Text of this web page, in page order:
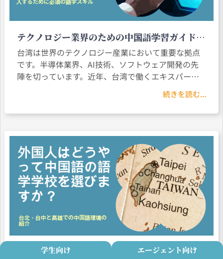
テクノロジー業界のための中国語学習ガイドラ
イン｜外国人が台湾のテクノロジー業界に参入
するために必須の語学スキル
台湾は世界のテクノロジー産業において重要な拠点
です。半導体業界、AI技術、ソフトウェア開発の先
陣を切っています。近年、台湾で働くエキスパート
がますます増えてきています。しかしながら、言語
の壁は依然として職場における大きな課題です。
続きを読む...
外国人はどうやって中国語の語学学校を選びま
学生向け エージェント向け